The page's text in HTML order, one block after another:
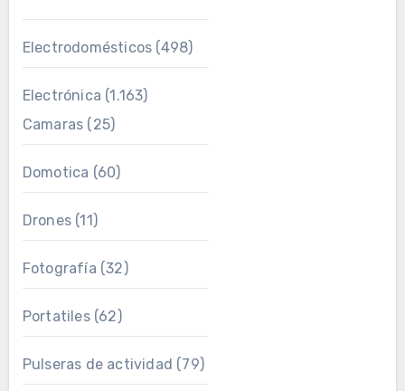
Electrodomésticos (498)
Electrónica (1.163)
Camaras (25)
Domotica (60)
Drones(11)
Fotografía (32)
Portatiles(62)
Pulseras de actividad (79)